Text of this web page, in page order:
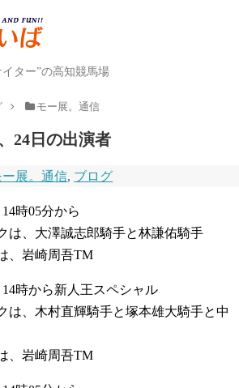
ター”の高知競馬場
モー展。通信
24日の出演者
ー展。通信, ブログ
時05分から
は、大澤誠志郎騎手と林謙佑騎手
、岩崎周吾TM
時から新人王スペシャル
は、木村直輝騎手と塚本雄大騎手と中
、岩崎周吾TM